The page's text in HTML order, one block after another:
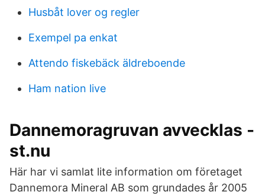
Husbåt lover og regler
Exempel pa enkat
Attendo fiskebäck äldreboende
Ham nation live
Dannemoragruvan avvecklas -
st.nu
Här har vi samlat lite information om företaget
Dannemora Mineral AB som grundades år 2005